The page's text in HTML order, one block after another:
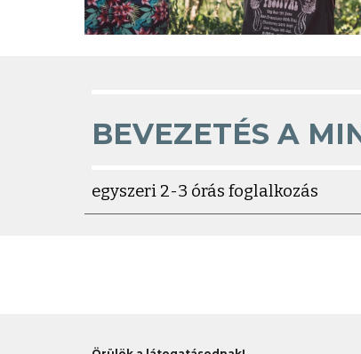
BEVEZETÉS A
egyszeri 2-3 órás foglalkozás